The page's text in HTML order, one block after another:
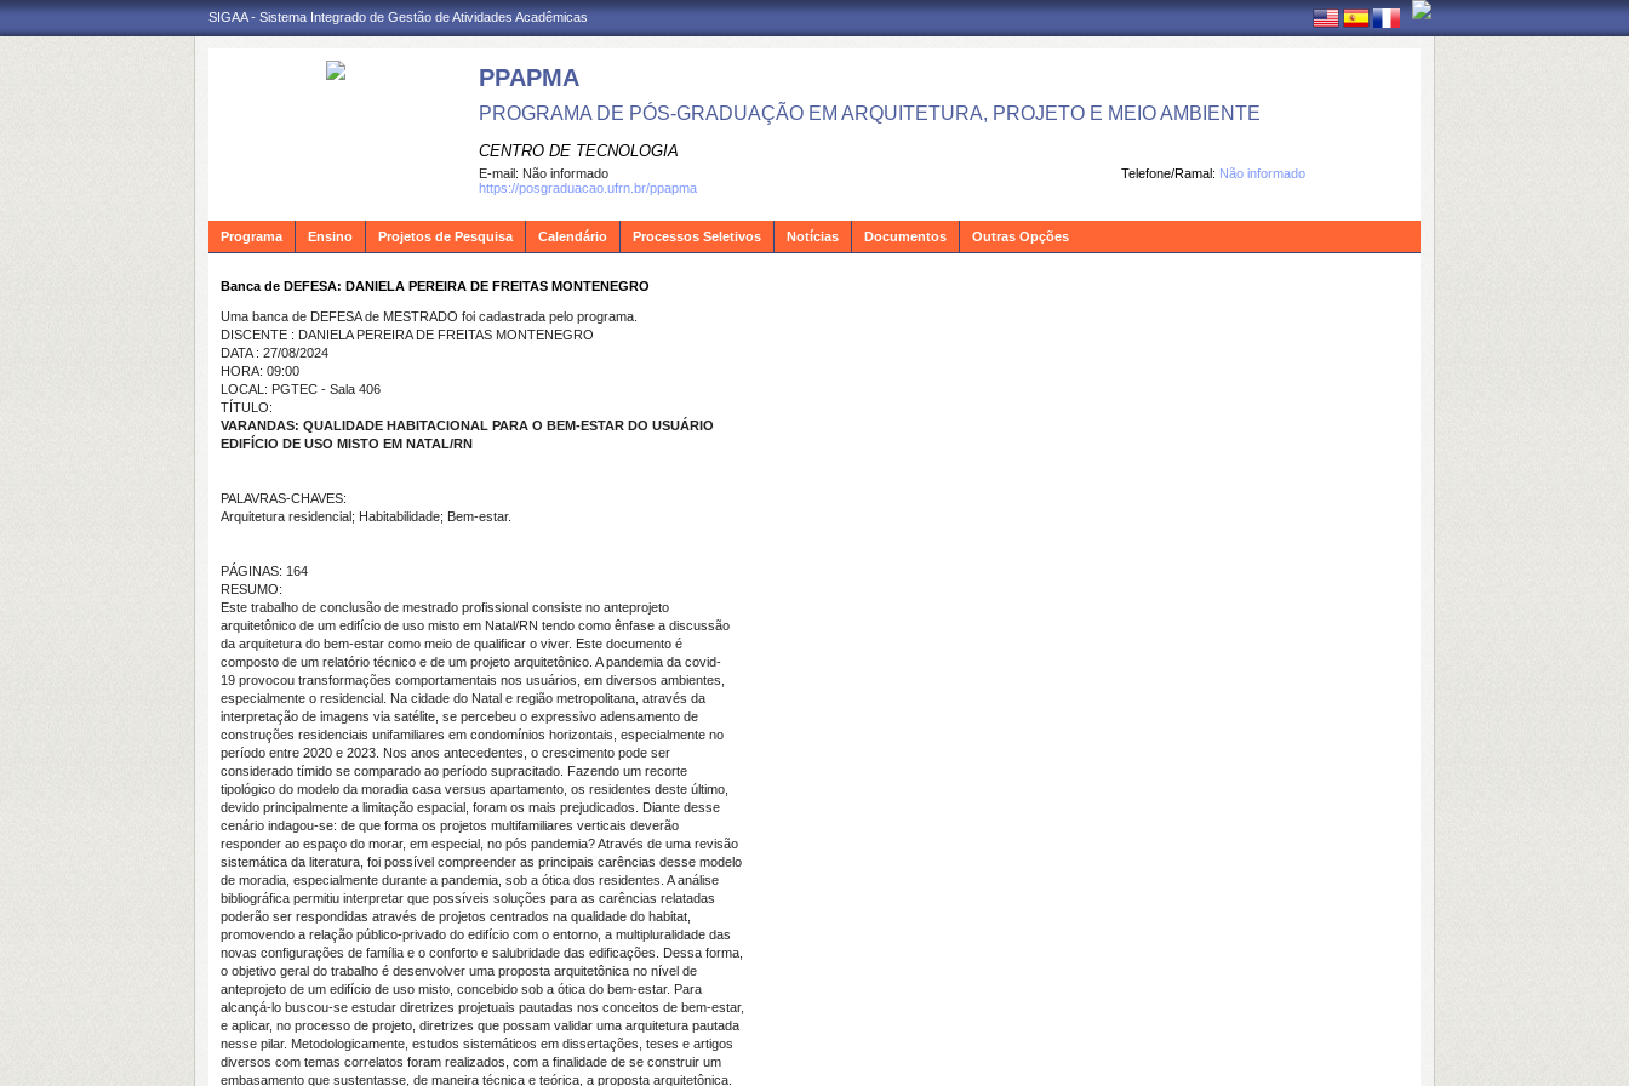
SIGAA - Sistema Integrado de Gestão de Atividades Acadêmicas
PPAPMA
PROGRAMA DE PÓS-GRADUAÇÃO EM ARQUITETURA, PROJETO E MEIO AMBIENTE
CENTRO DE TECNOLOGIA
Telefone/Ramal: Não informado
E-mail: Não informado
https://posgraduacao.ufrn.br/ppapma
Programa Ensino Projetos de Pesquisa Calendário Processos Seletivos Notícias Documentos Outras Opções
Banca de DEFESA: DANIELA PEREIRA DE FREITAS MONTENEGRO
Uma banca de DEFESA de MESTRADO foi cadastrada pelo programa.
DISCENTE : DANIELA PEREIRA DE FREITAS MONTENEGRO
DATA : 27/08/2024
HORA: 09:00
LOCAL: PGTEC - Sala 406
TÍTULO:
VARANDAS: QUALIDADE HABITACIONAL PARA O BEM-ESTAR DO USUÁRIO
EDIFÍCIO DE USO MISTO EM NATAL/RN
PALAVRAS-CHAVES:
Arquitetura residencial; Habitabilidade; Bem-estar.
PÁGINAS: 164
RESUMO:
Este trabalho de conclusão de mestrado profissional consiste no anteprojeto
arquitetônico de um edifício de uso misto em Natal/RN tendo como ênfase a discussão
da arquitetura do bem-estar como meio de qualificar o viver. Este documento é
composto de um relatório técnico e de um projeto arquitetônico. A pandemia da covid-
19 provocou transformações comportamentais nos usuários, em diversos ambientes,
especialmente o residencial. Na cidade do Natal e região metropolitana, através da
interpretação de imagens via satélite, se percebeu o expressivo adensamento de
construções residenciais unifamiliares em condomínios horizontais, especialmente no
período entre 2020 e 2023. Nos anos antecedentes, o crescimento pode ser
considerado tímido se comparado ao período supracitado. Fazendo um recorte
tipológico do modelo da moradia casa versus apartamento, os residentes deste último,
devido principalmente a limitação espacial, foram os mais prejudicados. Diante desse
cenário indagou-se: de que forma os projetos multifamiliares verticais deverão
responder ao espaço do morar, em especial, no pós pandemia? Através de uma revisão
sistemática da literatura, foi possível compreender as principais carências desse modelo
de moradia, especialmente durante a pandemia, sob a ótica dos residentes. A análise
bibliográfica permitiu interpretar que possíveis soluções para as carências relatadas
poderão ser respondidas através de projetos centrados na qualidade do habitat,
promovendo a relação público-privado do edifício com o entorno, a multipluralidade das
novas configurações de família e o conforto e salubridade das edificações. Dessa forma,
o objetivo geral do trabalho é desenvolver uma proposta arquitetônica no nível de
anteprojeto de um edifício de uso misto, concebido sob a ótica do bem-estar. Para
alcançá-lo buscou-se estudar diretrizes projetuais pautadas nos conceitos de bem-estar,
e aplicar, no processo de projeto, diretrizes que possam validar uma arquitetura pautada
nesse pilar. Metodologicamente, estudos sistemáticos em dissertações, teses e artigos
diversos com temas correlatos foram realizados, com a finalidade de se construir um
embasamento que sustentasse, de maneira técnica e teórica, a proposta arquitetônica.